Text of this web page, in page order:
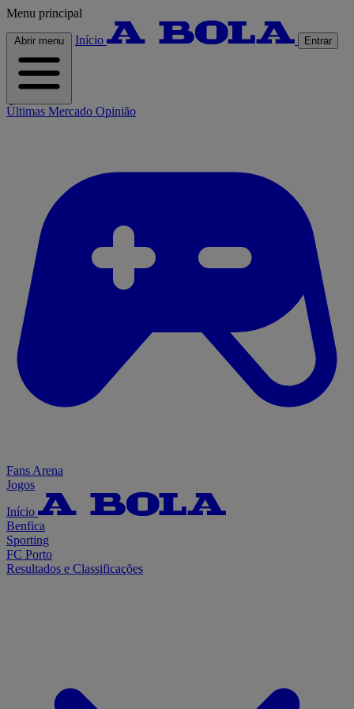
Menu principal
Abrir menu Início Entrar
Últimas Mercado Opinião
Fans Arena
Jogos
Início
Benfica
Sporting
FC Porto
Resultados e Classificações